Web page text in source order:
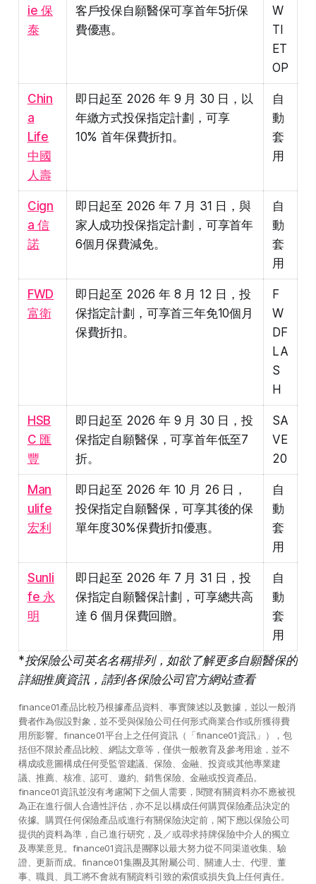
ie 保
泰
客戶投保自願醫保可享首年5折保
費優惠。
W
TI
ET
OP
Chin
a
Life
中國
人壽
即日起至 2026 年 9 月 30 日，以
年繳方式投保指定計劃，可享
10% 首年保費折扣。
自
動
套
用
Cign
a 信
諾
即日起至 2026 年 7 月 31 日，與
家人成功投保指定計劃，可享首年
6個月保費減免。
自
動
套
用
FWD
富衛
即日起至 2026 年 8 月 12 日，投
保指定計劃，可享首三年免10個月
保費折扣。
F
W
DF
LA
S
H
HSB
C 匯
豐
即日起至 2026 年 9 月 30 日，投
保指定自願醫保，可享首年低至7
折。
SA
VE
20
Man
ulife
宏利
即日起至 2026 年 10 月 26 日，
投保指定自願醫保，可享其後的保
單年度30%保費折扣優惠。
自
動
套
用
Sunli
fe 永
明
即日起至 2026 年 7 月 31 日，投
保指定自願醫保計劃，可享總共高
達 6 個月保費回贈。
自
動
套
用
*按保險公司英名名稱排列，如欲了解更多自願醫保的
詳細推廣資訊，請到各保險公司官方網站查看
finance01產品比較乃根據產品資料、事實陳述以及數據，並以一般消
費者作為假設對象，並不受與保險公司任何形式商業合作或所獲得費
用所影響。finance01平台上之任何資訊（「finance01資訊」），包
括但不限於產品比較、網誌文章等，僅供一般教育及參考用途，並不
構成或意圖構成任何受監管建議、保險、金融、投資或其他專業建
議、推薦、核准、認可、邀約、銷售保險、金融或投資產品。
finance01資訊並沒有考慮閣下之個人需要，閱覽有關資料亦不應被視
為正在進行個人合適性評估，亦不足以構成任何購買保險產品決定的
依據。購買任何保險產品或進行有關保險決定前，閣下應以保險公司
提供的資料為準，自己進行研究，及／或尋求持牌保險中介人的獨立
及專業意見。finance01資訊是團隊以最大努力從不同渠道收集、驗
證、更新而成。finance01集團及其附屬公司、關連人士、代理、董
事、職員、員工將不會就有關資料引致的索償或損失負上任何責任。